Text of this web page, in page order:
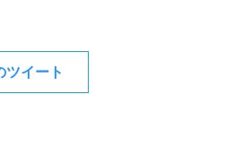
イート